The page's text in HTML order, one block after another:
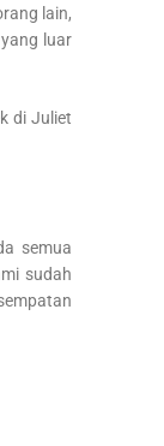
lain,
luar
di Juliet
semua
sudah